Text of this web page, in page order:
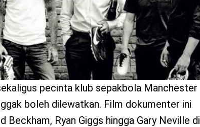
pecinta klub sepakbola Manchester
boleh dilewatkan. Film dokumenter ini
Beckham, Ryan Giggs hingga Gary Neville di